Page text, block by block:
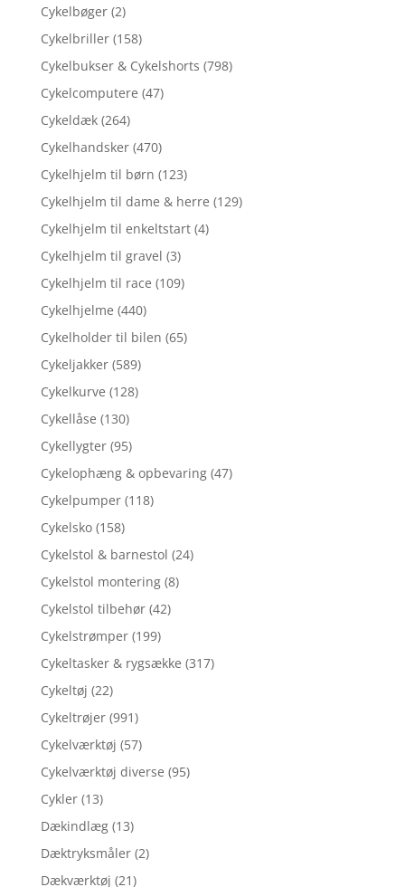
Cykelbøger (2)
Cykelbriller (158)
Cykelbukser & Cykelshorts (798)
Cykelcomputere (47)
Cykeldæk (264)
Cykelhandsker (470)
Cykelhjelm til børn (123)
Cykelhjelm til dame & herre (129)
Cykelhjelm til enkeltstart (4)
Cykelhjelm til gravel (3)
Cykelhjelm til race (109)
Cykelhjelme (440)
Cykelholder til bilen (65)
Cykeljakker (589)
Cykelkurve (128)
Cykellåse (130)
Cykellygter (95)
Cykelophæng & opbevaring (47)
Cykelpumper (118)
Cykelsko (158)
Cykelstol & barnestol (24)
Cykelstol montering (8)
Cykelstol tilbehør (42)
Cykelstrømper (199)
Cykeltasker & rygsække (317)
Cykeltøj (22)
Cykeltrøjer (991)
Cykelværktøj (57)
Cykelværktøj diverse (95)
Cykler (13)
Dækindlæg (13)
Dæktryksmåler (2)
Dækværktøj (21)